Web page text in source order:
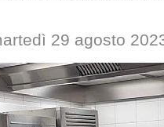
29 agosto